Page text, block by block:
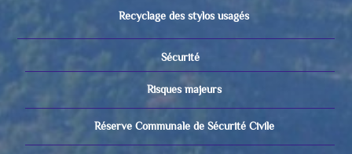
Recyclage des stylos usagés
Sécurité
Risques majeurs
Réserve Communale de Sécurité Civile